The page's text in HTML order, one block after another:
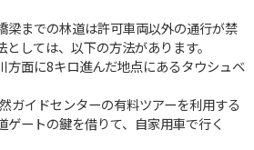
梁までの林道は許可車両以外の通行が禁
しては、以下の方法があります。
方面に8キロ進んだ地点にあるタウシュベ
ガイドセンターの有料ツアーを利用する
ゲートの鍵を借りて、自家用車で行く